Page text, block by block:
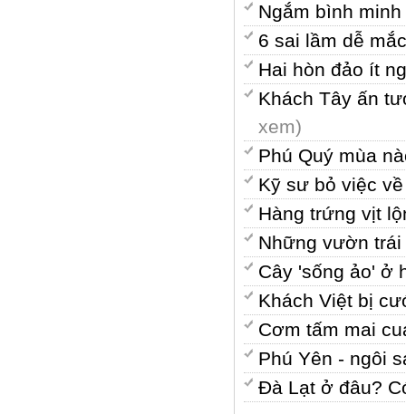
Ngắm bình
6 sai lầm dễ
Hai hòn đảo ít
Khách Tây ấn
xem)
Phú Quý mùa
Kỹ sư bỏ việc
Hàng trứng vịt
Những vườn
Cây 'sống ảo' ở
Khách Việt bị
Cơm tấm mai
Phú Yên - ngôi
Đà Lạt ở đâu?